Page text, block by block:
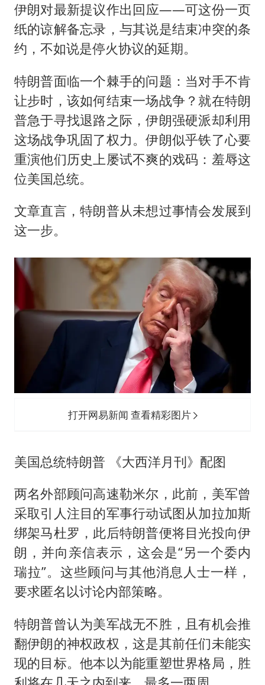
伊朗对最新提议作出回应——可这份一页
纸的谅解备忘录，与其说是结束冲突的条
约，不如说是停火协议的延期。
特朗普面临一个棘手的问题：当对手不肯
让步时，该如何结束一场战争？就在特朗
普急于寻找退路之际，伊朗强硬派却利用
这场战争巩固了权力。伊朗似乎铁了心要
重演他们历史上屡试不爽的戏码：羞辱这
位美国总统。
文章直言，特朗普从未想过事情会发展到
这一步。
打开网易新闻 查看精彩图片
美国总统特朗普 《大西洋月刊》配图
两名外部顾问高速勒米尔，此前，美军曾
采取引人注目的军事行动试图从加拉加斯
绑架马杜罗，此后特朗普便将目光投向伊
朗，并向亲信表示，这会是“另一个委内
瑞拉”。这些顾问与其他消息人士一样，
要求匿名以讨论内部策略。
特朗普曾认为美军战无不胜，且有机会推
翻伊朗的神权政权，这是其前任们未能实
现的目标。他本以为能重塑世界格局，胜